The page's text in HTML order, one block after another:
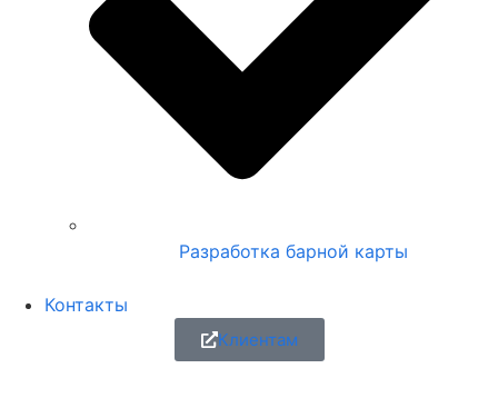
Разработка барной карты
Контакты
Клиентам